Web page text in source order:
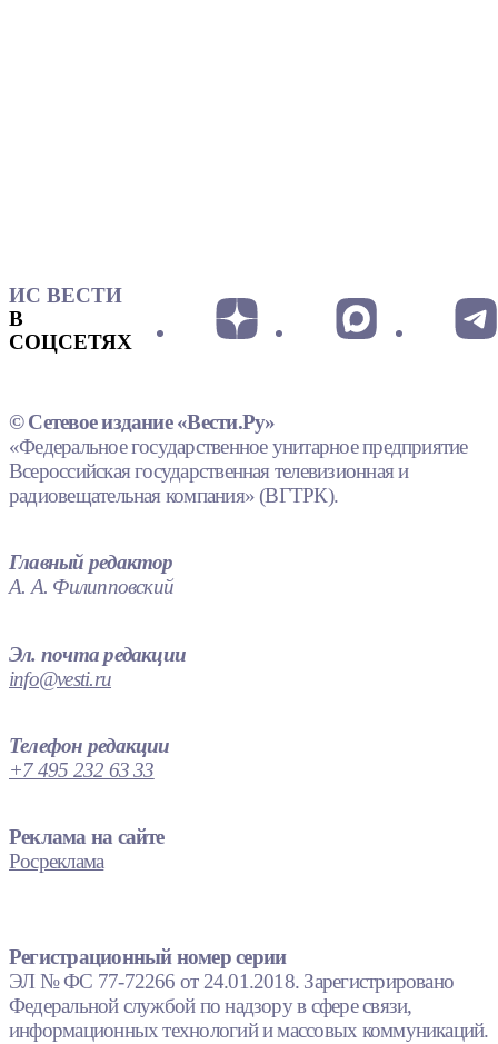
ИС ВЕСТИ
В
СОЦСЕТЯХ
© Сетевое издание «Вести.Ру»
«Федеральное государственное унитарное предприятие
Всероссийская государственная телевизионная и
радиовещательная компания» (ВГТРК).
Главный редактор
А. А. Филипповский
Эл. почта редакции
info@vesti.ru
Телефон редакции
+7 495 232 63 33
Реклама на сайте
Росреклама
Регистрационный номер серии
ЭЛ № ФС 77-72266 от 24.01.2018. Зарегистрировано
Федеральной службой по надзору в сфере связи,
информационных технологий и массовых коммуникаций.